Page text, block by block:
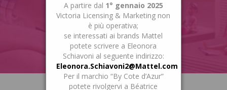
A partire dal 1° gennaio 2025
Victoria Licensing & Marketing non
è più operativa;
se interessati ai brands Mattel
potete scrivere a Eleonora
Schiavoni al seguente indirizzo:
Eleonora.Schiavoni2@Mattel.com
Per il marchio “By Cote d’Azur”
potete rivolgervi a Béatrice